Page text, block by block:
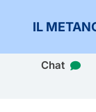
IL
Chat